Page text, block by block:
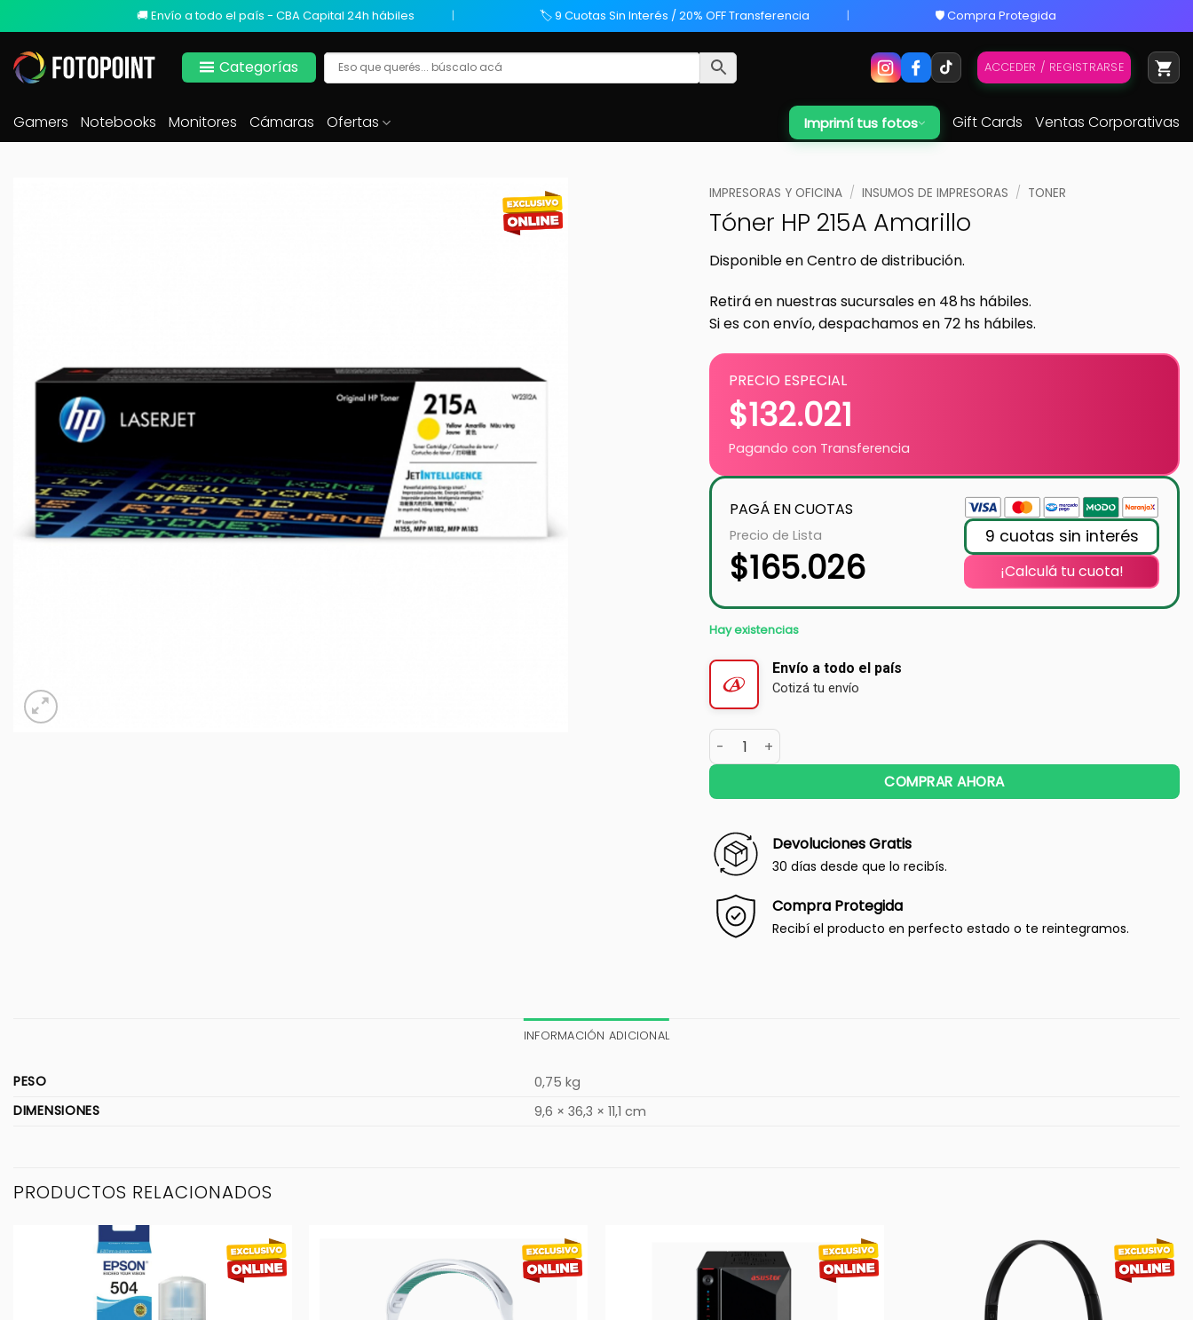
🚚 Envío a todo el país - CBA Capital 24h hábiles 🏷️ 9 Cuotas Sin Interés / 20% OFF Transferencia 🛡️ Compra Protegida
Categorías ACCEDER / REGISTRARSE
Gamers Notebooks Monitores Cámaras Ofertas Imprimí tus fotos Gift Cards Ventas Corporativas
IMPRESORAS Y OFICINA / INSUMOS DE IMPRESORAS / TONER
Tóner HP 215A Amarillo
Disponible en Centro de distribución.
Retirá en nuestras sucursales en 48 hs hábiles.
Si es con envío, despachamos en 72 hs hábiles.
PRECIO ESPECIAL
$132.021
Pagando con Transferencia
PAGÁ EN CUOTAS
Precio de Lista
$165.026
9 cuotas sin interés
¡Calculá tu cuota!
Hay existencias
Envío a todo el país
Cotizá tu envío
COMPRAR AHORA
Devoluciones Gratis
30 días desde que lo recibís.
Compra Protegida
Recibí el producto en perfecto estado o te reintegramos.
INFORMACIÓN ADICIONAL
PESO
0,75 kg
DIMENSIONES
9,6 × 36,3 × 11,1 cm
PRODUCTOS RELACIONADOS